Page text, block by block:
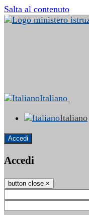
Salta al contenuto
Italiano
Italiano
Accedi
Accedi
button close ×